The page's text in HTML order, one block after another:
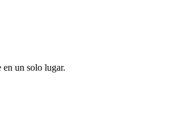
un solo lugar.